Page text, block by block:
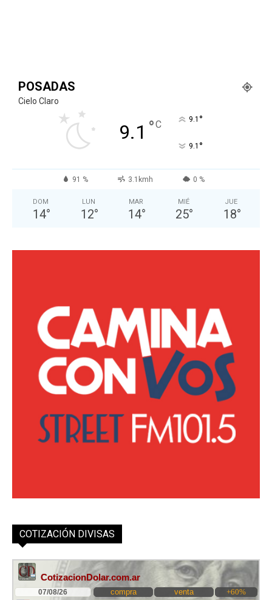
POSADAS
Cielo Claro
9.1 °C 9.1 °
9.1 °
91 % 3.1kmh 0 %
DOM
14°
LUN
12°
MAR
14°
MIÉ
25°
JUE
18°
COTIZACIÓN DIVISAS